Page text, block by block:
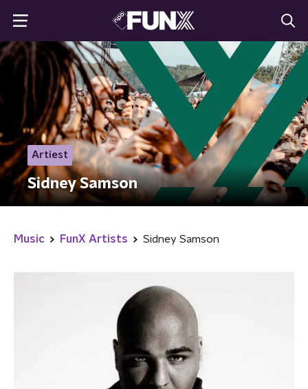
Artiest
Sidney Samson
Music FunX Artists Sidney Samson